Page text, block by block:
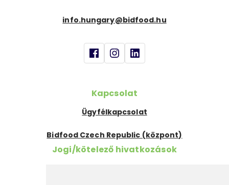
info.hungary@bidfood.hu
Kapcsolat
Ügyfélkapcsolat
Bidfood Czech Republic (központ)
Jogi/kötelező hivatkozások